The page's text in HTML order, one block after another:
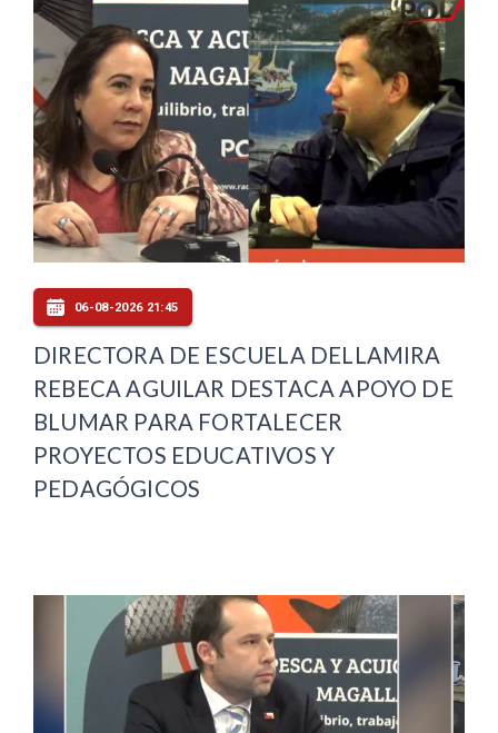
06-08-2026 21:45
DIRECTORA DE ESCUELA DELLAMIRA
REBECA AGUILAR DESTACA APOYO DE
BLUMAR PARA FORTALECER
PROYECTOS EDUCATIVOS Y
PEDAGÓGICOS